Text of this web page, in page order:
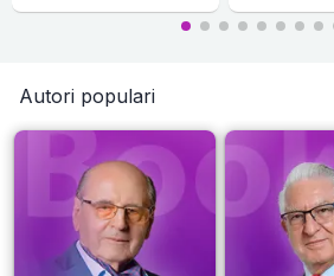
Autori populari